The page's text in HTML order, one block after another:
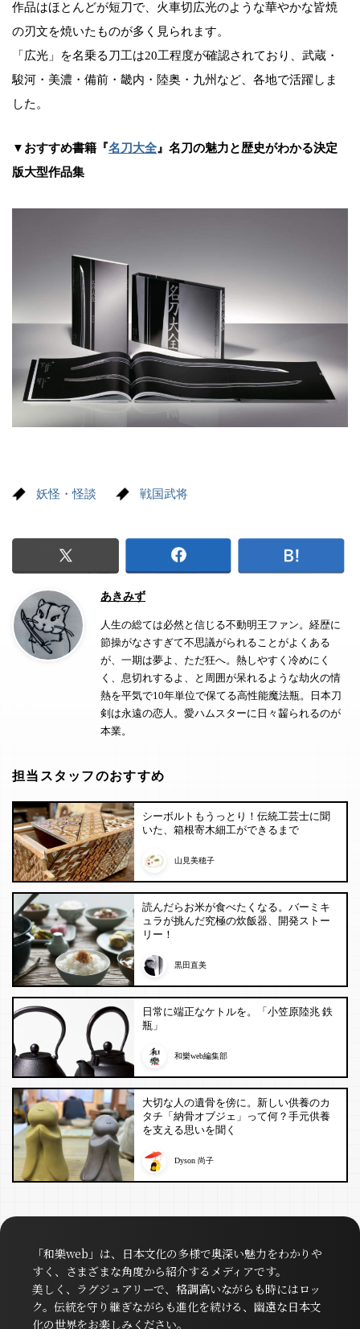
作品はほとんどが短刀で、火車切広光のような華やかな皆焼
の刃文を焼いたものが多く見られます。
「広光」を名乗る刀工は20工程度が確認されており、武蔵・
駿河・美濃・備前・畿内・陸奥・九州など、各地で活躍しま
した。
▼おすすめ書籍『名刀大全』名刀の魅力と歴史がわかる決定
版大型作品集
妖怪・怪談 戦国武将
あきみず
人生の総ては必然と信じる不動明王ファン。経歴に
節操がなさすぎて不思議がられることがよくある
が、一期は夢よ、ただ狂へ。熱しやすく冷めにく
く、息切れするよ、と周囲が呆れるような劫火の情
熱を平気で10年単位で保てる高性能魔法瓶。日本刀
剣は永遠の恋人。愛ハムスターに日々齧られるのが
本業。
担当スタッフのおすすめ
シーボルトもうっとり！伝統工芸士に聞
いた、箱根寄木細工ができるまで
山見美穂子
読んだらお米が食べたくなる。バーミキ
ュラが挑んだ究極の炊飯器、開発ストー
リー！
黒田直美
日常に端正なケトルを。「小笠原陸兆 鉄
瓶」
和樂web編集部
大切な人の遺骨を傍に。新しい供養のカ
タチ「納骨オブジェ」って何？手元供養
を支える思いを聞く
Dyson 尚子
「和樂web」は、日本文化の多様で奥深い魅力をわかりや
すく、さまざまな角度から紹介するメディアです。
美しく、ラグジュアリーで、格調高いながらも時にはロッ
ク。伝統を守り継ぎながらも進化を続ける、幽遠な日本文
化の世界をお楽しみください。